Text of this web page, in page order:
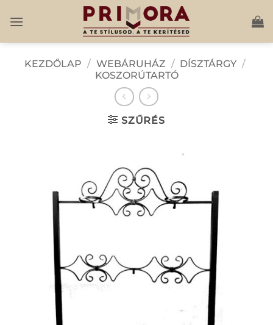
KEZDŐLAP / WEBÁRUHÁZ / DÍSZTÁRGY /
KOSZORÚTARTÓ
SZŰRÉS